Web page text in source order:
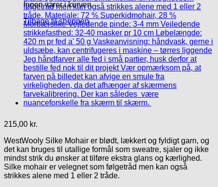
Ingen varer i kurven.
Tilbage til shoppen
215,00 kr.
WestWooly Silke Mohair er blødt, lækkert og fyldigt garn, og
det kan bruges til utallige formål som sweatre, sjaler og ikke
mindst strik du ønsker at tilføre ekstra glans og kærlighed.
Silke mohair er velegnet som følgetråd men kan også
strikkes alene med 1 eller 2 tråde.